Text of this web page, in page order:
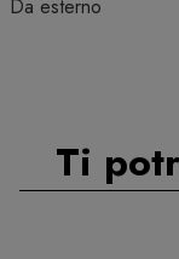
Da esterno
Ti